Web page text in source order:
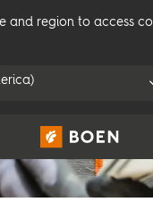
and region to access
Użyj mojej